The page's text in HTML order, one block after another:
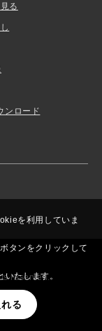
を利用していま
タンをクリックして
たします。
る
る
ンロード
reserved.